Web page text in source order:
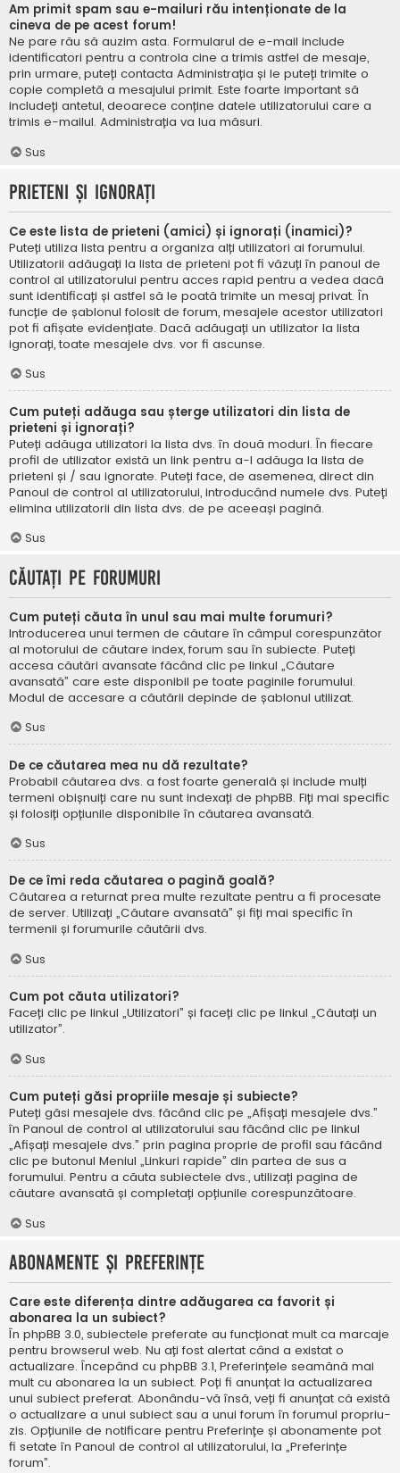
Am primit spam sau e-mailuri rău intenționate de la
cineva de pe acest forum!
Ne pare rău să auzim asta. Formularul de e-mail include
identificatori pentru a controla cine a trimis astfel de mesaje,
prin urmare, puteți contacta Administrația și le puteți trimite o
copie completă a mesajului primit. Este foarte important să
includeți antetul, deoarece conține datele utilizatorului care a
trimis e-mailul. Administrația va lua măsuri.
Sus
Prieteni și ignorați
Ce este lista de prieteni (amici) și ignorați (inamici)?
Puteți utiliza lista pentru a organiza alți utilizatori ai forumului.
Utilizatorii adăugați la lista de prieteni pot fi văzuți în panoul de
control al utilizatorului pentru acces rapid pentru a vedea dacă
sunt identificați și astfel să le poată trimite un mesaj privat. În
funcție de șablonul folosit de forum, mesajele acestor utilizatori
pot fi afișate evidențiate. Dacă adăugați un utilizator la lista
ignorați, toate mesajele dvs. vor fi ascunse.
Sus
Cum puteți adăuga sau șterge utilizatori din lista de
prieteni și ignorați?
Puteți adăuga utilizatori la lista dvs. în două moduri. În fiecare
profil de utilizator există un link pentru a-l adăuga la lista de
prieteni și / sau ignorate. Puteți face, de asemenea, direct din
Panoul de control al utilizatorului, introducând numele dvs. Puteți
elimina utilizatorii din lista dvs. de pe aceeași pagină.
Sus
Căutați pe forumuri
Cum puteți căuta în unul sau mai multe forumuri?
Introducerea unui termen de căutare în câmpul corespunzător
al motorului de căutare index, forum sau în subiecte. Puteți
accesa căutări avansate făcând clic pe linkul „Căutare
avansată” care este disponibil pe toate paginile forumului.
Modul de accesare a căutării depinde de șablonul utilizat.
Sus
De ce căutarea mea nu dă rezultate?
Probabil căutarea dvs. a fost foarte generală și include mulți
termeni obișnuiți care nu sunt indexați de phpBB. Fiți mai specific
și folosiți opțiunile disponibile în căutarea avansată.
Sus
De ce îmi reda căutarea o pagină goală?
Căutarea a returnat prea multe rezultate pentru a fi procesate
de server. Utilizați „Căutare avansată” și fiți mai specific în
termenii și forumurile căutării dvs.
Sus
Cum pot căuta utilizatori?
Faceți clic pe linkul „Utilizatori” și faceți clic pe linkul „Căutați un
utilizator”.
Sus
Cum puteți găsi propriile mesaje și subiecte?
Puteți găsi mesajele dvs. făcând clic pe „Afișați mesajele dvs.”
în Panoul de control al utilizatorului sau făcând clic pe linkul
„Afișați mesajele dvs.” prin pagina proprie de profil sau făcând
clic pe butonul Meniul „Linkuri rapide” din partea de sus a
forumului. Pentru a căuta subiectele dvs., utilizați pagina de
căutare avansată și completați opțiunile corespunzătoare.
Sus
Abonamente și Preferințe
Care este diferența dintre adăugarea ca favorit și
abonarea la un subiect?
În phpBB 3.0, subiectele preferate au funcționat mult ca marcaje
pentru browserul web. Nu ați fost alertat când a existat o
actualizare. Începând cu phpBB 3.1, Preferințele seamănă mai
mult cu abonarea la un subiect. Poți fi anunțat la actualizarea
unui subiect preferat. Abonându-vă însă, veți fi anunțat că există
o actualizare a unui subiect sau a unui forum în forumul propriu-
zis. Opțiunile de notificare pentru Preferințe și abonamente pot
fi setate în Panoul de control al utilizatorului, la „Preferințe
forum”.